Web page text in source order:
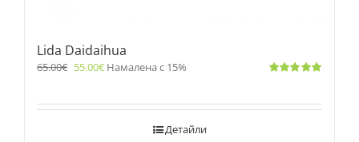
Lida Daidaihua
65.00€ 55.00€ Намалена с 15%
Детайли